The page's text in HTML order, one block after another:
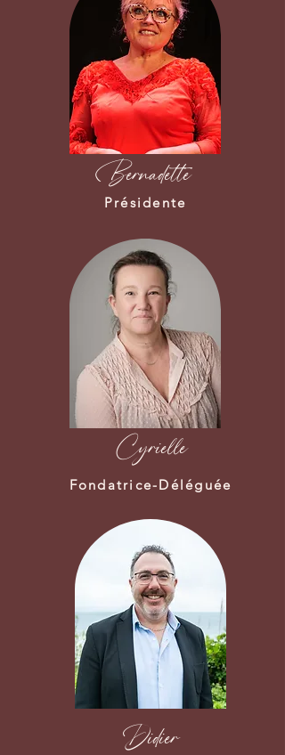
Bernadette
Présidente
Cyrielle
Fondatrice-Déléguée
Didier